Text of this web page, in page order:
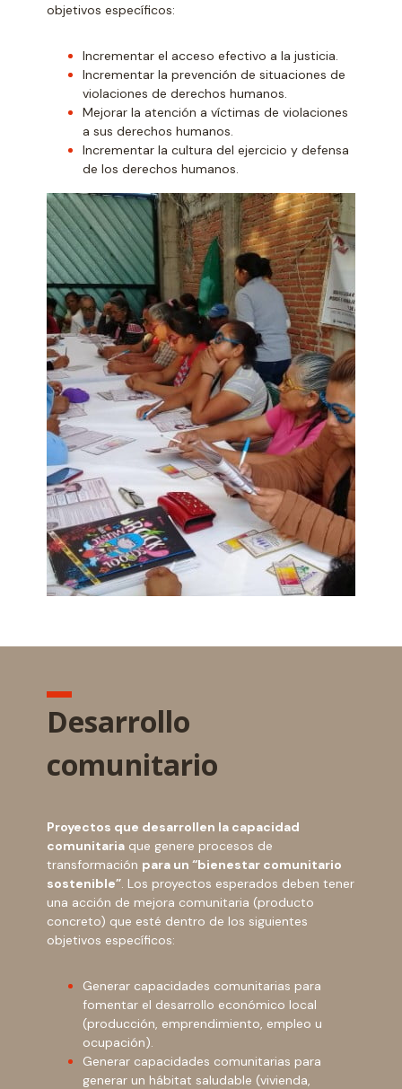
objetivos específicos:
Incrementar el acceso efectivo a la justicia.
Incrementar la prevención de situaciones de
violaciones de derechos humanos.
Mejorar la atención a víctimas de violaciones
a sus derechos humanos.
Incrementar la cultura del ejercicio y defensa
de los derechos humanos.
Desarrollo
comunitario
Proyectos que desarrollen la capacidad
comunitaria que genere procesos de
transformación para un “bienestar comunitario
sostenible” . Los proyectos esperados deben tener
una acción de mejora comunitaria (producto
concreto) que esté dentro de los siguientes
objetivos específicos:
Generar capacidades comunitarias para
fomentar el desarrollo económico local
(producción, emprendimiento, empleo u
ocupación).
Generar capacidades comunitarias para
generar un hábitat saludable (vivienda,